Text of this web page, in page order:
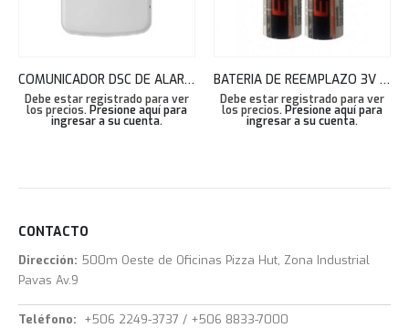
COMUNICADOR DSC DE ALARM.COM PARA NEO TL880LEATLAT // TL880LEATLAT N
Debe estar registrado para ver
los precios. Presione aquí para
ingresar a su cuenta.
BATERIA DE REEMPLAZO 3V 1 PIEZA DSC -BATT-PGX944 CR17450
Debe estar registrado para ver
los precios. Presione aquí para
ingresar a su cuenta.
CONTACTO
Dirección: 500m Oeste de Oficinas Pizza Hut, Zona Industrial
Pavas Av.9
Teléfono: +506 2249-3737 / +506 8833-7000